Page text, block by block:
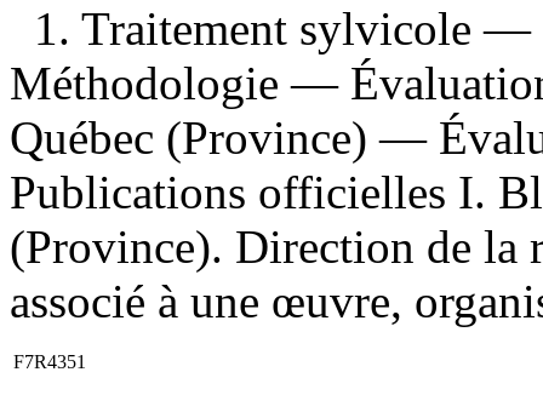
1. Traitement sylvicole
Méthodologie —
Québec (Province) —
Publications officielles I.
(Province). Direction de la
associé à une œuvre,
F7R4351